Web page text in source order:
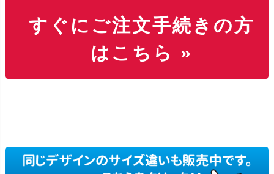
すぐにご注文手続きの方
はこちら »